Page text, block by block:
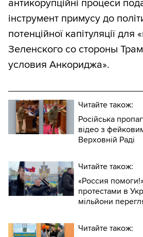
антикорупційні процеси
інструмент примусу до
потенційної капітуляції
Зеленского со стороны
условия Анкориджа».
Читайте також:
Російська
відео з
Верховній Раді
Читайте також:
«Россия
протестами в
мільйони
Читайте також: